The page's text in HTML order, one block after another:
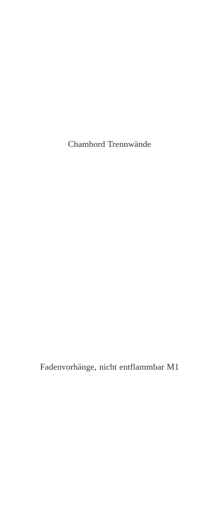
Chambord Trennwände
Fadenvorhänge, nicht entflammbar M1